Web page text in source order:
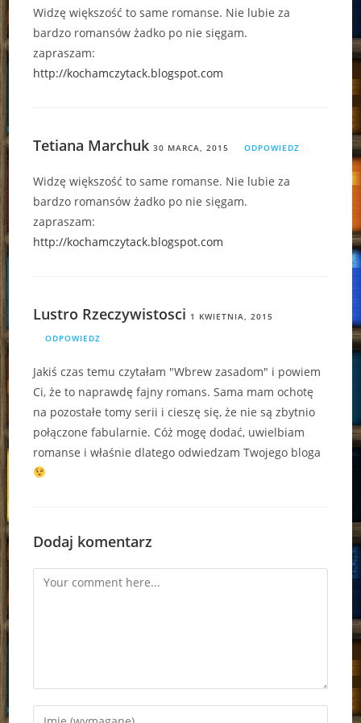
Widzę większość to same romanse. Nie lubie za
bardzo romansów żadko po nie sięgam.
zapraszam:
http://kochamczytack.blogspot.com
Tetiana Marchuk 30 MARCA, 2015 ODPOWIEDZ
Widzę większość to same romanse. Nie lubie za
bardzo romansów żadko po nie sięgam.
zapraszam:
http://kochamczytack.blogspot.com
Lustro Rzeczywistosci 1 KWIETNIA, 2015
ODPOWIEDZ
Jakiś czas temu czytałam "Wbrew zasadom" i powiem
Ci, że to naprawdę fajny romans. Sama mam ochotę
na pozostałe tomy serii i cieszę się, że nie są zbytnio
połączone fabularnie. Cóż mogę dodać, uwielbiam
romanse i właśnie dlatego odwiedzam Twojego bloga
Dodaj komentarz
Comment
Enter